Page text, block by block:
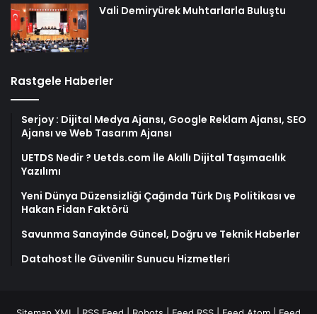
Vali Demiryürek Muhtarlarla Buluştu
Rastgele Haberler
Serjoy : Dijital Medya Ajansı, Google Reklam Ajansı, SEO
Ajansı ve Web Tasarım Ajansı
UETDS Nedir ? Uetds.com İle Akıllı Dijital Taşımacılık
Yazılımı
Yeni Dünya Düzensizliği Çağında Türk Dış Politikası ve
Hakan Fidan Faktörü
Savunma Sanayinde Güncel, Doğru ve Teknik Haberler
Datahost İle Güvenilir Sunucu Hizmetleri